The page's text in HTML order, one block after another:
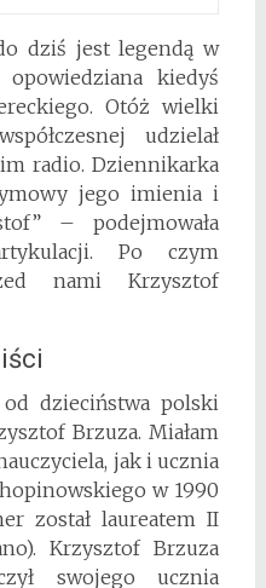
dziś jest legendą w
kiedyś
Otóż wielki
udzielał
radio. Dziennikarka
jego imienia i
– podejmowała
Po czym
nami Krzysztof
dzieciństwa polski
Brzuza. Miałam
jak i ucznia
w 1990
został laureatem II
Krzysztof Brzuza
swojego ucznia